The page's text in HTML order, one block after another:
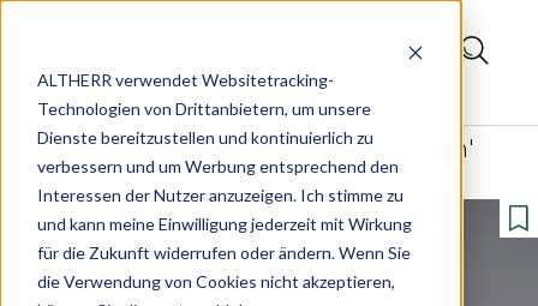
ALTHERR verwendet Websitetracking-
Technologien von Drittanbietern, um unsere
Dienste bereitzustellen und kontinuierlich zu
verbessern und um Werbung entsprechend den
Interessen der Nutzer anzuzeigen. Ich stimme zu
und kann meine Einwilligung jederzeit mit Wirkung
für die Zukunft widerrufen oder ändern. Wenn Sie
die Verwendung von Cookies nicht akzeptieren,
Magazin
Suchergebnisse 'Chronographen'